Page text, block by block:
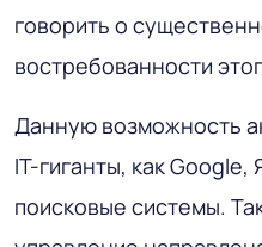
говорить о
востребованности
Данную возможность
IT-гиганты, как
поисковые системы.